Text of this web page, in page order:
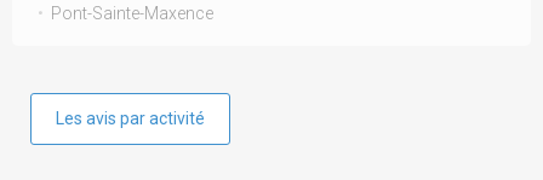
Pont-Sainte-Maxence
Les avis par activité